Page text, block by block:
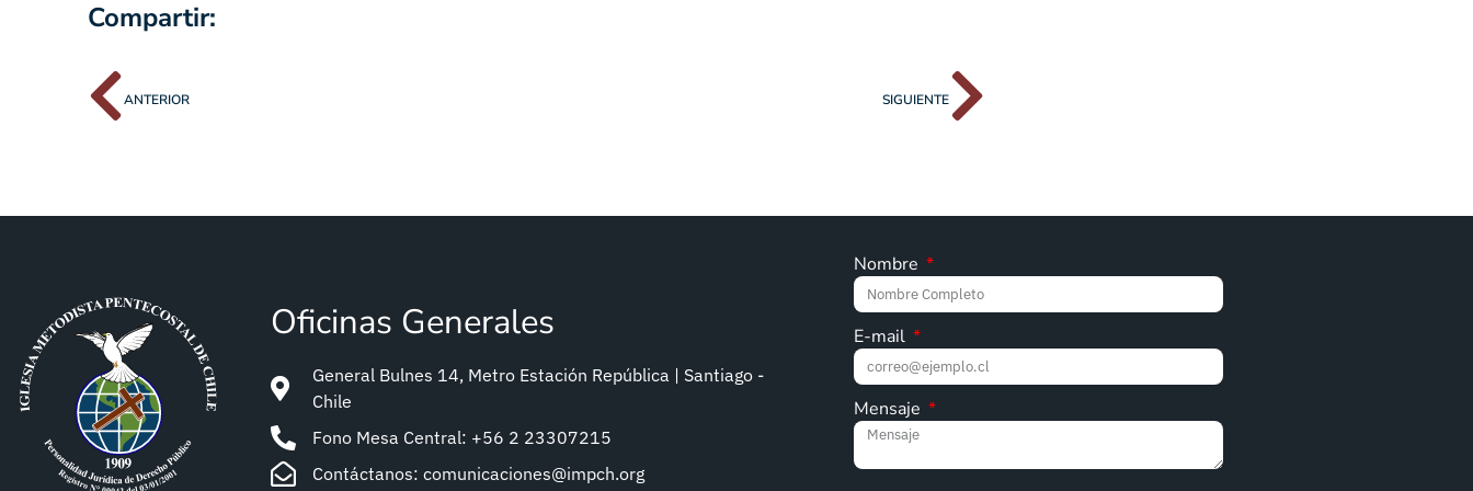
Compartir:
ANTERIOR SIGUIENTE
Oficinas Generales
General Bulnes 14, Metro Estación República | Santiago -
Chile
Fono Mesa Central: +56 2 23307215
Contáctanos: comunicaciones@impch.org
Nombre
E-mail
Mensaje